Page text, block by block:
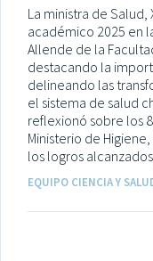
La ministra de
académico 2025 en
Allende de la
destacando la
delineando las
el sistema de salud
reflexionó sobre los
Ministerio de
los logros
EQUIPO CIENCIA Y